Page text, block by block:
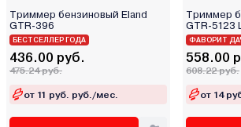
Триммер бензиновый Eland
GTR-396
БЕСТСЕЛЛЕР ГОДА
436.00 руб.
475.24 руб.
от 11 руб. руб./мес.
Триммер
GTR-5123
ФАВОРИТ
558.00
608.22 руб.
от 14